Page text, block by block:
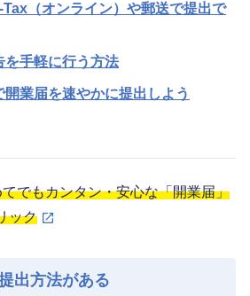
Tax（オンライン）や郵送で提出で
を手軽に行う方法
開業届を速やかに提出しよう
でもカンタン・安心な「開業届」
ック
出方法がある